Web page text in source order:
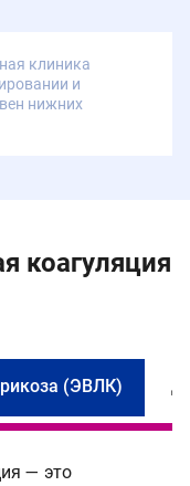
клиника
и
нижних
коагуляция
(ЭВЛК)
— это